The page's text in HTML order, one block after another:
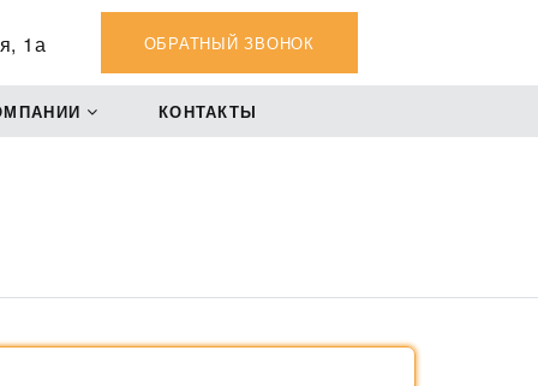
1а ОБРАТНЫЙ ЗВОНОК
КОНТАКТЫ